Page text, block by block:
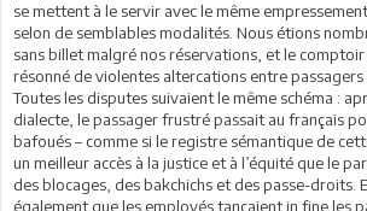
se mettent à le servir avec le même
selon de semblables modalités. Nous étions
sans billet malgré nos réservations, et le comptoir
résonné de violentes altercations entre passagers
Toutes les disputes suivaient le même schéma :
dialecte, le passager frustré passait au français
bafoués – comme si le registre sémantique de
un meilleur accès à la justice et à l’équité que le
des blocages, des bakchichs et des passe-droits.
également que les employés tançaient in fine les